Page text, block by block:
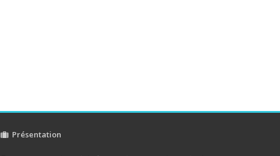
Présentation